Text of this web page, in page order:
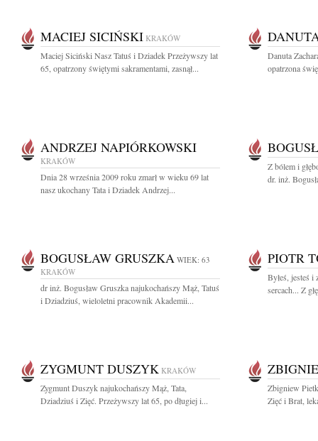
MACIEJ SICIŃSKI KRAKÓW
Maciej Siciński Nasz Tatuś i Dziadek Przeżywszy lat
65, opatrzony świętymi sakramentami, zasnął...
Danuta
opatrzona
ANDRZEJ NAPIÓRKOWSKI
KRAKÓW
Dnia 28 września 2009 roku zmarł w wieku 69 lat
nasz ukochany Tata i Dziadek Andrzej...
Z bólem i
dr. inż.
BOGUSŁAW GRUSZKA WIEK: 63
KRAKÓW
dr inż. Bogusław Gruszka najukochańszy Mąż, Tatuś
i Dziadziuś, wieloletni pracownik Akademii...
PIOTR
Byłeś, jesteś i
sercach... Z
ZYGMUNT DUSZYK KRAKÓW
Zygmunt Duszyk najukochańszy Mąż, Tata,
Dziadziuś i Zięć. Przeżywszy lat 65, po długiej i...
Zbigniew
Zięć i Brat,